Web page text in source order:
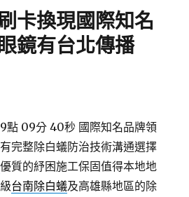
卡換現國際知名
鏡有台北傳播
點 09分 40秒 國際知名品牌領
完整除白蟻防治技術溝通選擇
優質的紓困施工保固值得本地地
台南除白蟻及高雄縣地區的除